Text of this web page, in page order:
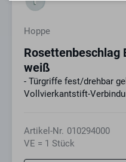
Hoppe
Rosettenbeschlag
weiß
- Türgriffe fest/drehbar
Vollvierkantstift-
Artikel-Nr. 010294000
VE = 1 Stück